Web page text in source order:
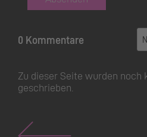
0 Kommentare
Zu dieser Seite wurden
geschrieben.